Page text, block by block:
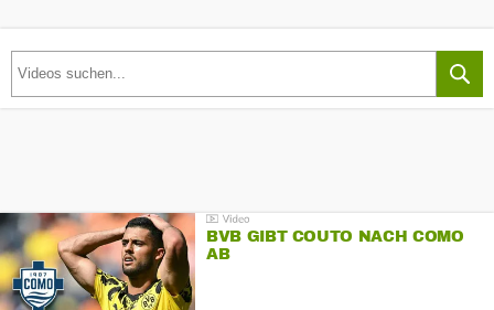
BVB GIBT COUTO NACH COMO
AB